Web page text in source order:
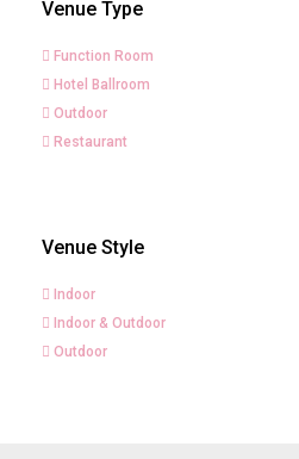
Venue Type
Function Room
Hotel Ballroom
Outdoor
Restaurant
Venue Style
Indoor
Indoor & Outdoor
Outdoor